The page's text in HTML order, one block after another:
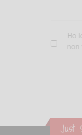
Ho
non
Just